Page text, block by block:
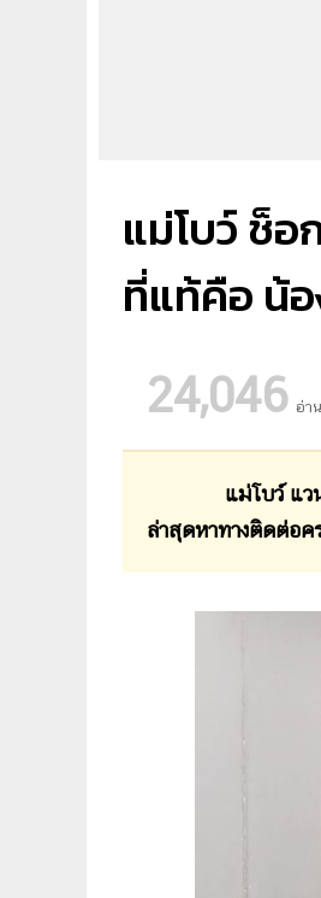
แม่โบว์ ช็อ
ที่แท้คือ น้อ
24,046 อ่าน
แม่โบว์ แวนด้า ช็
ล่าสุดหาทางติดต่อค